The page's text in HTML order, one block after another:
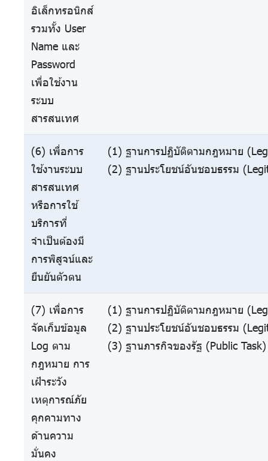
อิเล็กทรอนิกส์
รวมทั้ง User
Name และ
Password
เพื่อใช้งาน
ระบบ
สารสนเทศ
(6) เพื่อการ
ใช้งานระบบ
สารสนเทศ
หรือการใช้
บริการที่
จำเป็นต้องมี
การพิสูจน์และ
ยืนยันตัวตน
(1) ฐานการปฏิบัติตามกฎหมาย
(2) ฐานประโยชน์อันชอบธรรม
(7) เพื่อการ
จัดเก็บข้อมูล
Log ตาม
กฎหมาย การ
เฝ้าระวัง
เหตุการณ์ภัย
คุกคามทาง
ด้านความ
มั่นคง
(1) ฐานการปฏิบัติตามกฎหมาย
(2) ฐานประโยชน์อันชอบธรรม
(3) ฐานภารกิจของรัฐ (Public Task)